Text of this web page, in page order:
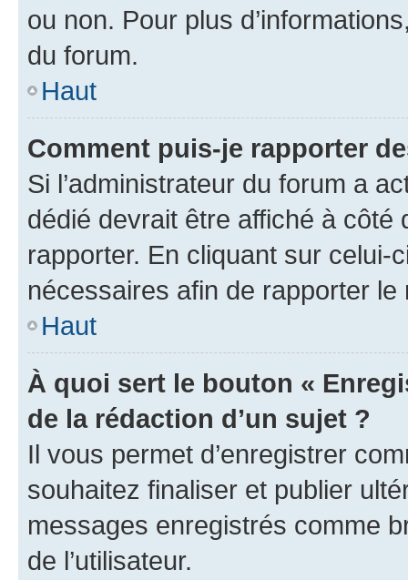
ou non. Pour plus
du forum.
Haut
Comment puis-je rapporter
Si l’administrateur du forum a
dédié devrait être affiché à
rapporter. En cliquant sur
nécessaires afin de rapporter le
Haut
À quoi sert le bouton «
de la rédaction d’un sujet ?
Il vous permet d’enregistrer
souhaitez finaliser et publier
messages enregistrés comme
de l’utilisateur.